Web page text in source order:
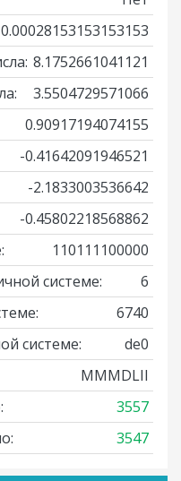
0.00028153153153153
8.1752661041121
3.5504729571066
0.90917194074155
-0.41642091946521
-2.1833003536642
-0.45802218568862
110111100000
системе:
6
6740
системе:
de0
MMMDLII
3557
3547